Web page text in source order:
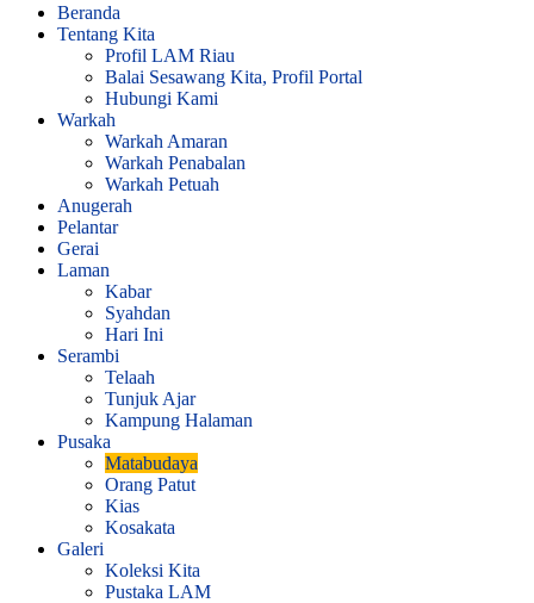
Beranda
Tentang Kita
Profil LAM Riau
Balai Sesawang Kita, Profil Portal
Hubungi Kami
Warkah
Warkah Amaran
Warkah Penabalan
Warkah Petuah
Anugerah
Pelantar
Gerai
Laman
Kabar
Syahdan
Hari Ini
Serambi
Telaah
Tunjuk Ajar
Kampung Halaman
Pusaka
Matabudaya
Orang Patut
Kias
Kosakata
Galeri
Koleksi Kita
Pustaka LAM